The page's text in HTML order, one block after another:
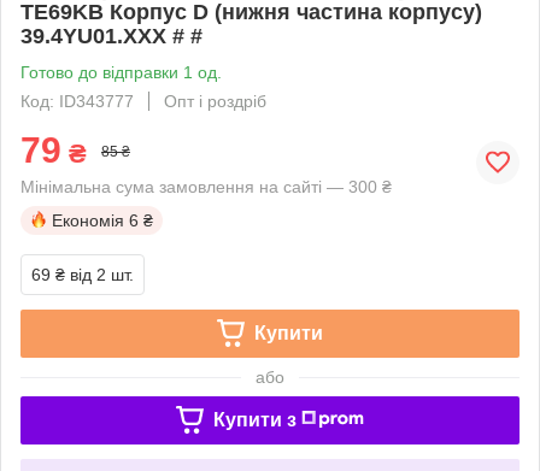
TE69KB Корпус D (нижня частина корпусу)
39.4YU01.XXX # #
Готово до відправки 1 од.
Код: ID343777
Опт і роздріб
79 ₴ 85 ₴
Мінімальна сума замовлення на сайті — 300 ₴
Економія 6 ₴
69 ₴ від 2 шт.
Купити
або
Купити з